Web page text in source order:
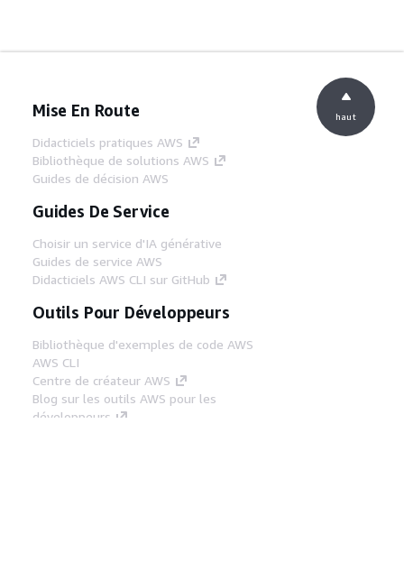
Mise En Route
Didacticiels pratiques AWS
Bibliothèque de solutions AWS
Guides de décision AWS
Guides De Service
Choisir un service d'IA générative
Guides de service AWS
Didacticiels AWS CLI sur GitHub
Outils Pour Développeurs
Bibliothèque d'exemples de code AWS
AWS CLI
Centre de créateur AWS
Blog sur les outils AWS pour les
développeurs
haut